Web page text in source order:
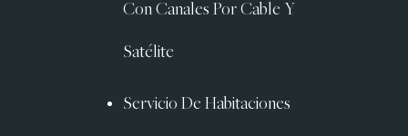
Con Canales Por Cable Y
Satélite
Servicio De Habitaciones